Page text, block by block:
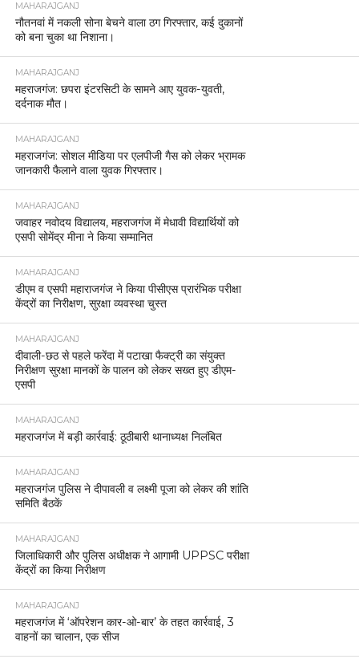
MAHARAJGANJ
नौतनवां में नकली सोना बेचने वाला ठग गिरफ्तार, कई दुकानों
को बना चुका था निशाना।
MAHARAJGANJ
महराजगंज: छपरा इंटरसिटी के सामने आए युवक-युवती,
दर्दनाक मौत।
MAHARAJGANJ
महराजगंज: सोशल मीडिया पर एलपीजी गैस को लेकर भ्रामक
जानकारी फैलाने वाला युवक गिरफ्तार।
MAHARAJGANJ
जवाहर नवोदय विद्यालय, महराजगंज में मेधावी विद्यार्थियों को
एसपी सोमेंद्र मीना ने किया सम्मानित
MAHARAJGANJ
डीएम व एसपी महाराजगंज ने किया पीसीएस प्रारंभिक परीक्षा
केंद्रों का निरीक्षण, सुरक्षा व्यवस्था चुस्त
MAHARAJGANJ
दीवाली-छठ से पहले फरेंदा में पटाखा फैक्ट्री का संयुक्त
निरीक्षण सुरक्षा मानकों के पालन को लेकर सख्त हुए डीएम-
एसपी
MAHARAJGANJ
महराजगंज में बड़ी कार्रवाई: ठूठीबारी थानाध्यक्ष निलंबित
MAHARAJGANJ
महराजगंज पुलिस ने दीपावली व लक्ष्मी पूजा को लेकर की शांति
समिति बैठकें
MAHARAJGANJ
जिलाधिकारी और पुलिस अधीक्षक ने आगामी UPPSC परीक्षा
केंद्रों का किया निरीक्षण
MAHARAJGANJ
महराजगंज में ‘ऑपरेशन कार-ओ-बार’ के तहत कार्रवाई, 3
वाहनों का चालान, एक सीज